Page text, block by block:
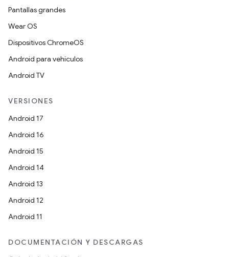
Pantallas grandes
Wear OS
Dispositivos ChromeOS
Android para vehículos
Android TV
VERSIONES
Android 17
Android 16
Android 15
Android 14
Android 13
Android 12
Android 11
DOCUMENTACIÓN Y DESCARGAS